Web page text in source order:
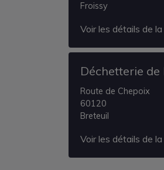
Froissy
Voir les détails de la
Déchetterie de
Route de Chepoix
60120
Breteuil
Voir les détails de la